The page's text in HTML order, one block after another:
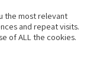
by WordPress
the most relevant
and repeat visits.
of ALL the cookies.